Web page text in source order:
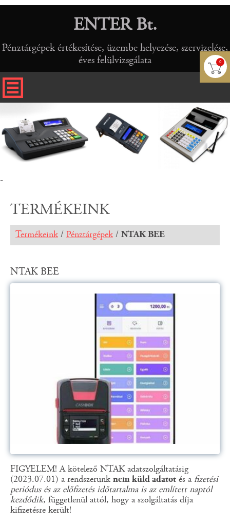
0
ENTER Bt.
Pénztárgépek értékesítése, üzembe helyezése, szervizelése,
éves felülvizsgálata
-
TERMÉKEINK
Termékeink / Pénztárgépek / NTAK BEE
NTAK BEE
FIGYELEM! A kötelező NTAK adatszolgáltatásig
(2023.07.01) a rendszerünk nem küld adatot és a fizetési
periódus és az előfizetés időtartalma is az említett naptól
kezdődik, függetlenül attól, hogy a szolgáltatás díja
kifizetésre került!